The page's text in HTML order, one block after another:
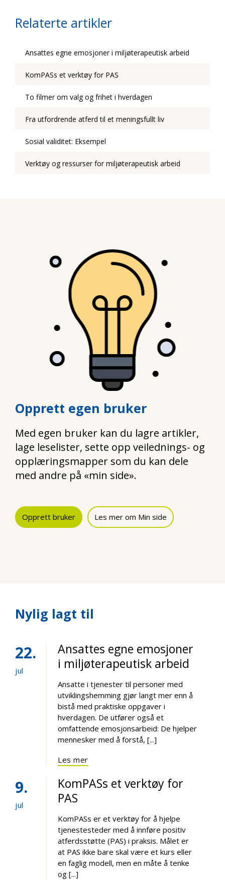
Relaterte artikler
Ansattes egne emosjoner i miljøterapeutisk arbeid
KomPASs et verktøy for PAS
To filmer om valg og frihet i hverdagen
Fra utfordrende atferd til et meningsfullt liv
Sosial validitet: Eksempel
Verktøy og ressurser for miljøterapeutisk arbeid
Opprett egen bruker
Med egen bruker kan du lagre artikler,
lage leselister, sette opp veilednings- og
opplæringsmapper som du kan dele
med andre på «min side».
Opprett bruker Les mer om Min side
Nylig lagt til
22
jul
Ansattes egne emosjoner
i miljøterapeutisk arbeid
Ansatte i tjenester til personer med
utviklingshemming gjør langt mer enn å
bistå med praktiske oppgaver i
hverdagen. De utfører også et
omfattende emosjonsarbeid: De hjelper
mennesker med å forstå, [...]
Les mer
9
jul
KomPASs et verktøy for
PAS
KomPASs er et verktøy for å hjelpe
tjenestesteder med å innføre positiv
atferdsstøtte (PAS) i praksis. Målet er
at PAS ikke bare skal være et kurs eller
en faglig modell, men en måte å tenke
og [...]